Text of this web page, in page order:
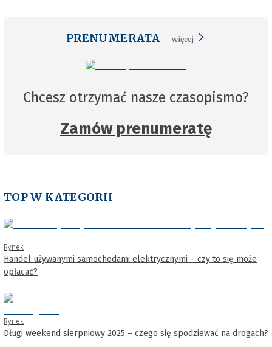
PRENUMERATA więcej
Chcesz otrzymać nasze czasopismo?
Zamów prenumeratę
TOP W KATEGORII
Rynek
Handel używanymi samochodami elektrycznymi – czy to się może
opłacać?
Rynek
Długi weekend sierpniowy 2025 – czego się spodziewać na drogach?